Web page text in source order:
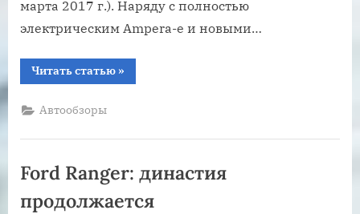
марта 2017 г.). Наряду с полностью
электрическим Ampera-e и новыми…
Читать статью“Дизайн
нового
»
Автообзоры
Ford Ranger: династия
продолжается